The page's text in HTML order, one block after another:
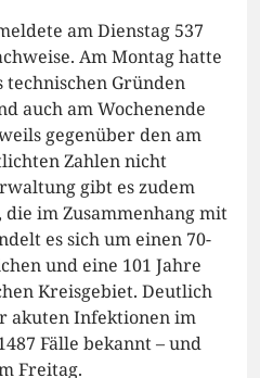
am Dienstag 537
Am Montag hatte
Gründen
auch am Wochenende
gegenüber den am
Zahlen nicht
gibt es zudem
im Zusammenhang mit
es sich um einen 70-
und eine 101 Jahre
Kreisgebiet. Deutlich
akuten Infektionen im
Fälle bekannt – und
Freitag.